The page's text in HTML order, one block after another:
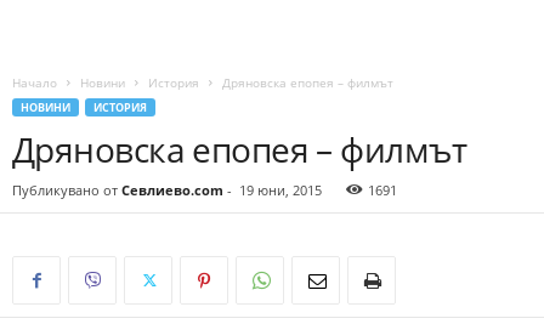
Начало Новини История Дряновска епопея – филмът
НОВИНИ ИСТОРИЯ
Дряновска епопея – филмът
Публикувано от Севлиево.com - 19 юни, 2015 1691